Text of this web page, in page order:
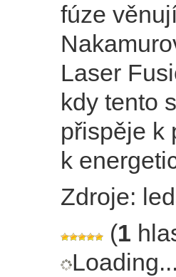
fúze
Laser
kdy tento
přispěje k
k
Zdroje:
(1
Loading...